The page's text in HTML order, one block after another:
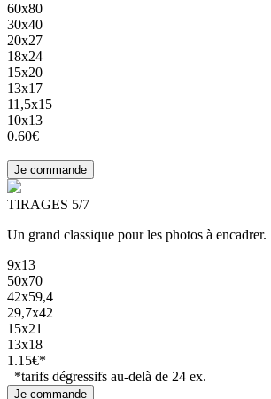
60x80
30x40
20x27
18x24
15x20
13x17
11,5x15
10x13
0.60€
TIRAGES 5/7
Un grand classique pour les photos à encadrer.
9x13
50x70
42x59,4
29,7x42
15x21
13x18
1.15€*
*tarifs dégressifs au-delà de 24 ex.